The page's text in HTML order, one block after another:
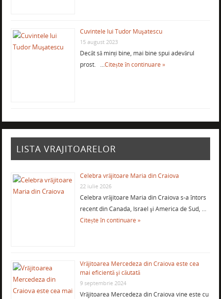
Cuvintele lui Tudor Muşatescu
15 august 2023
Decât să minți bine, mai bine spui adevărul
prost. …Citește în continuare »
LISTA VRAJITOARELOR
Celebra vrăjitoare Maria din Craiova
22 iulie 2026
Celebra vrăjitoare Maria din Craiova s-a întors
recent din Canada, Israel şi America de Sud, …
Citește în continuare »
Vrăjitoarea Mercedeza din Craiova este cea
mai eficientă şi căutată
9 septembrie 2024
Vrăjitoarea Mercedeza din Craiova vine este cu